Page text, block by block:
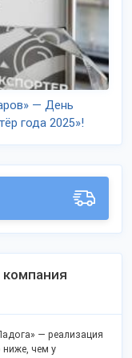
— День
года 2025»!
— реализация
ниже, чем у